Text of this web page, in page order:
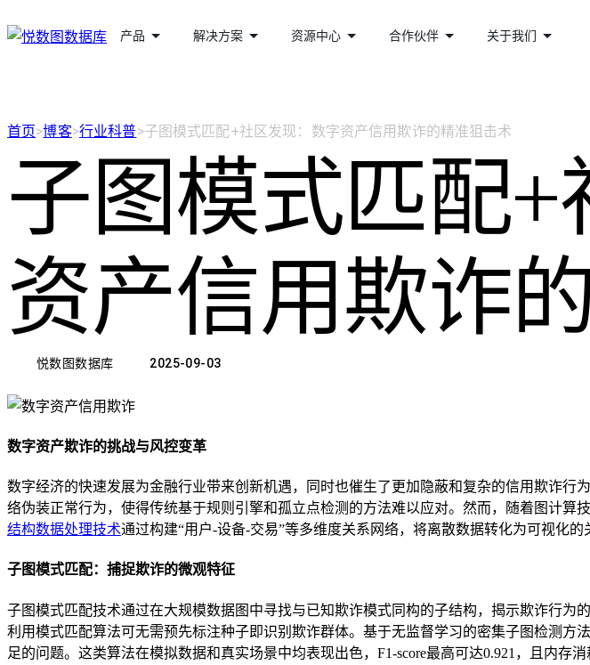
产品 解决方案 资源中心 合作伙伴 关于我们
首页>博客>行业科普>子图模式匹配+社区发现：数字资产信用欺诈的精准狙击术
子图模式匹配
资产信用欺诈
悦数图数据库 2025-09-03
数字资产欺诈的挑战与风控变革
数字经济的快速发展为金融行业带来创新机遇，同时也催生了更加隐蔽和复杂的信用欺诈
络伪装正常行为，使得传统基于规则引擎和孤立点检测的方法难以应对。然而，随着图计算
结构数据处理技术通过构建“用户-设备-交易”等多维度关系网络，将离散数据转化为可视化的
子图模式匹配：捕捉欺诈的微观特征
子图模式匹配技术通过在大规模数据图中寻找与已知欺诈模式同构的子结构，揭示欺诈行为
利用模式匹配算法可无需预先标注种子即识别欺诈群体。基于无监督学习的密集子图检测
足的问题。这类算法在模拟数据和真实场景中均表现出色，F1-score最高可达0.921，且内